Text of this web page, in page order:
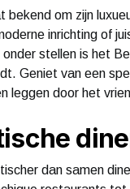
bekend om zijn
inrichting of
onder stellen is het
Geniet van een
leggen door het
dan samen